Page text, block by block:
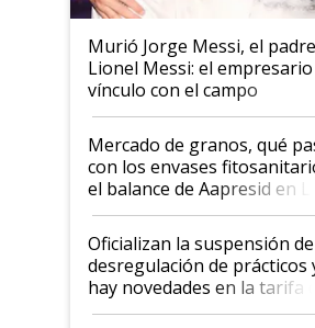
Murió Jorge Messi, el
Lionel Messi: el
vínculo con el campo
Mercado de granos, qué
con los envases
el balance de Aapresid en La
Posta
Oficializan la suspensión
desregulación de prácticos
hay novedades en la tarifa de
la hidrovía